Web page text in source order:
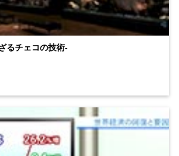
るチェコの技術‐